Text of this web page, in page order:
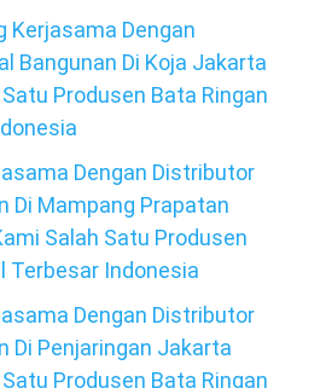
Kerjasama Dengan
Bangunan Di Koja Jakarta
Produsen Bata Ringan
Dengan Distributor
Di Mampang Prapatan
Salah Satu Produsen
Terbesar Indonesia
Dengan Distributor
Di Penjaringan Jakarta
Produsen Bata Ringan